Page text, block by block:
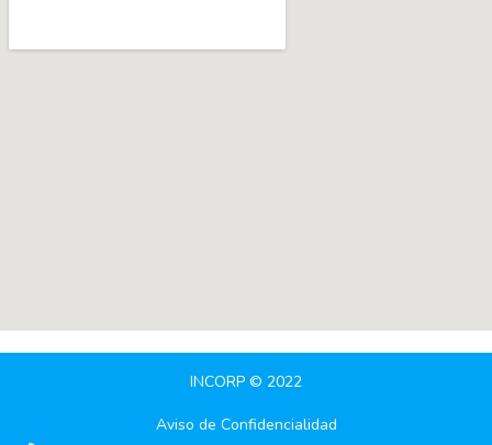
INCORP © 2022
Aviso de Confidencialidad